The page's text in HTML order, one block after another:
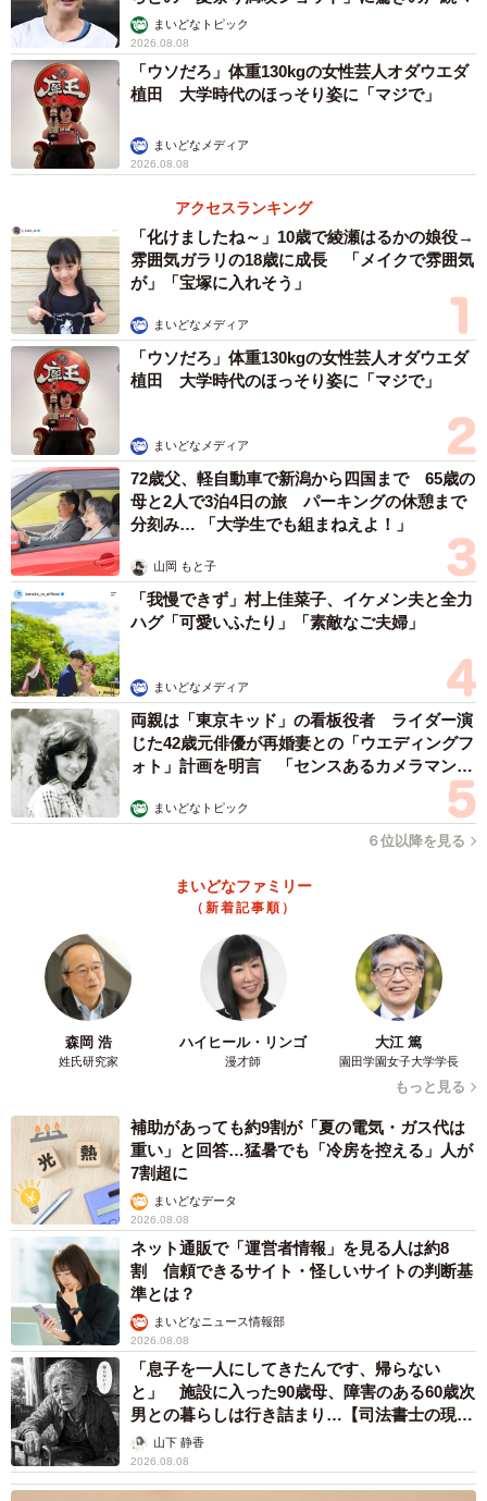
まいどなトピック
2026.08.08
「ウソだろ」体重130kgの女性芸人オダウエダ
植田 大学時代のほっそり姿に「マジで」
まいどなメディア
2026.08.08
アクセスランキング
「化けましたね～」10歳で綾瀬はるかの娘役→
雰囲気ガラリの18歳に成長 「メイクで雰囲気
が」「宝塚に入れそう」
まいどなメディア
「ウソだろ」体重130kgの女性芸人オダウエダ
植田 大学時代のほっそり姿に「マジで」
まいどなメディア
72歳父、軽自動車で新潟から四国まで 65歳の
母と2人で3泊4日の旅 パーキングの休憩まで
分刻み… 「大学生でも組まねえよ！」
山岡 もと子
「我慢できず」村上佳菜子、イケメン夫と全力
ハグ「可愛いふたり」「素敵なご夫婦」
まいどなメディア
両親は「東京キッド」の看板役者 ライダー演
じた42歳元俳優が再婚妻との「ウエディングフ
ォト」計画を明言 「センスあるカメラマン求
まいどなトピック
６位以降を見る
まいどなファミリー
（新着記事順）
森岡 浩
姓氏研究家
ハイヒール・リンゴ
漫才師
大江 篤
園田学園女子大学学長
もっと見る
補助があっても約9割が「夏の電気・ガス代は
重い」と回答…猛暑でも「冷房を控える」人が
7割超に
まいどなデータ
2026.08.08
ネット通販で「運営者情報」を見る人は約8
割 信頼できるサイト・怪しいサイトの判断基
準とは？
まいどなニュース情報部
2026.08.08
「息子を一人にしてきたんです、帰らない
と」 施設に入った90歳母、障害のある60歳次
男との暮らしは行き詰まり…【司法書士の現場
から】山下 静香
2026.08.08